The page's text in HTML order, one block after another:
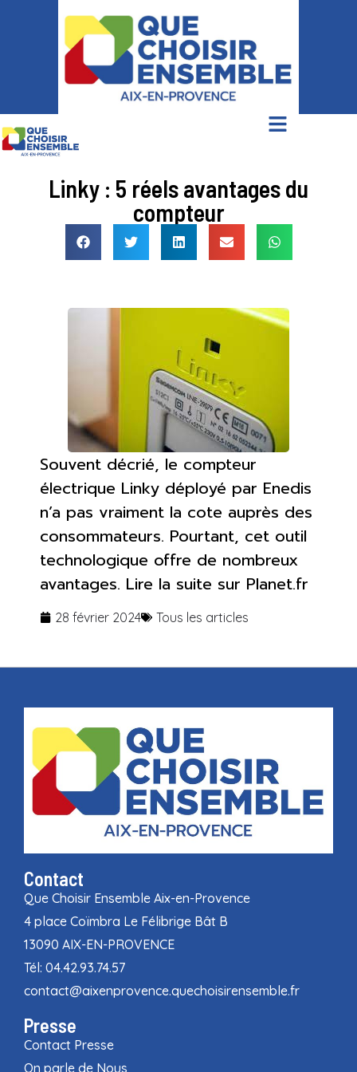
Linky : 5 réels avantages du
compteur
Souvent décrié, le compteur
électrique Linky déployé par Enedis
n’a pas vraiment la cote auprès des
consommateurs. Pourtant, cet outil
technologique offre de nombreux
avantages. Lire la suite sur Planet.fr
28 février 2024 Tous les articles
Contact
Que Choisir Ensemble Aix-en-Provence
4 place Coïmbra Le Félibrige Bât B
13090 AIX-EN-PROVENCE
Tél: 04.42.93.74.57
contact@aixenprovence.quechoisirensemble.fr
Presse
Contact Presse
On parle de Nous